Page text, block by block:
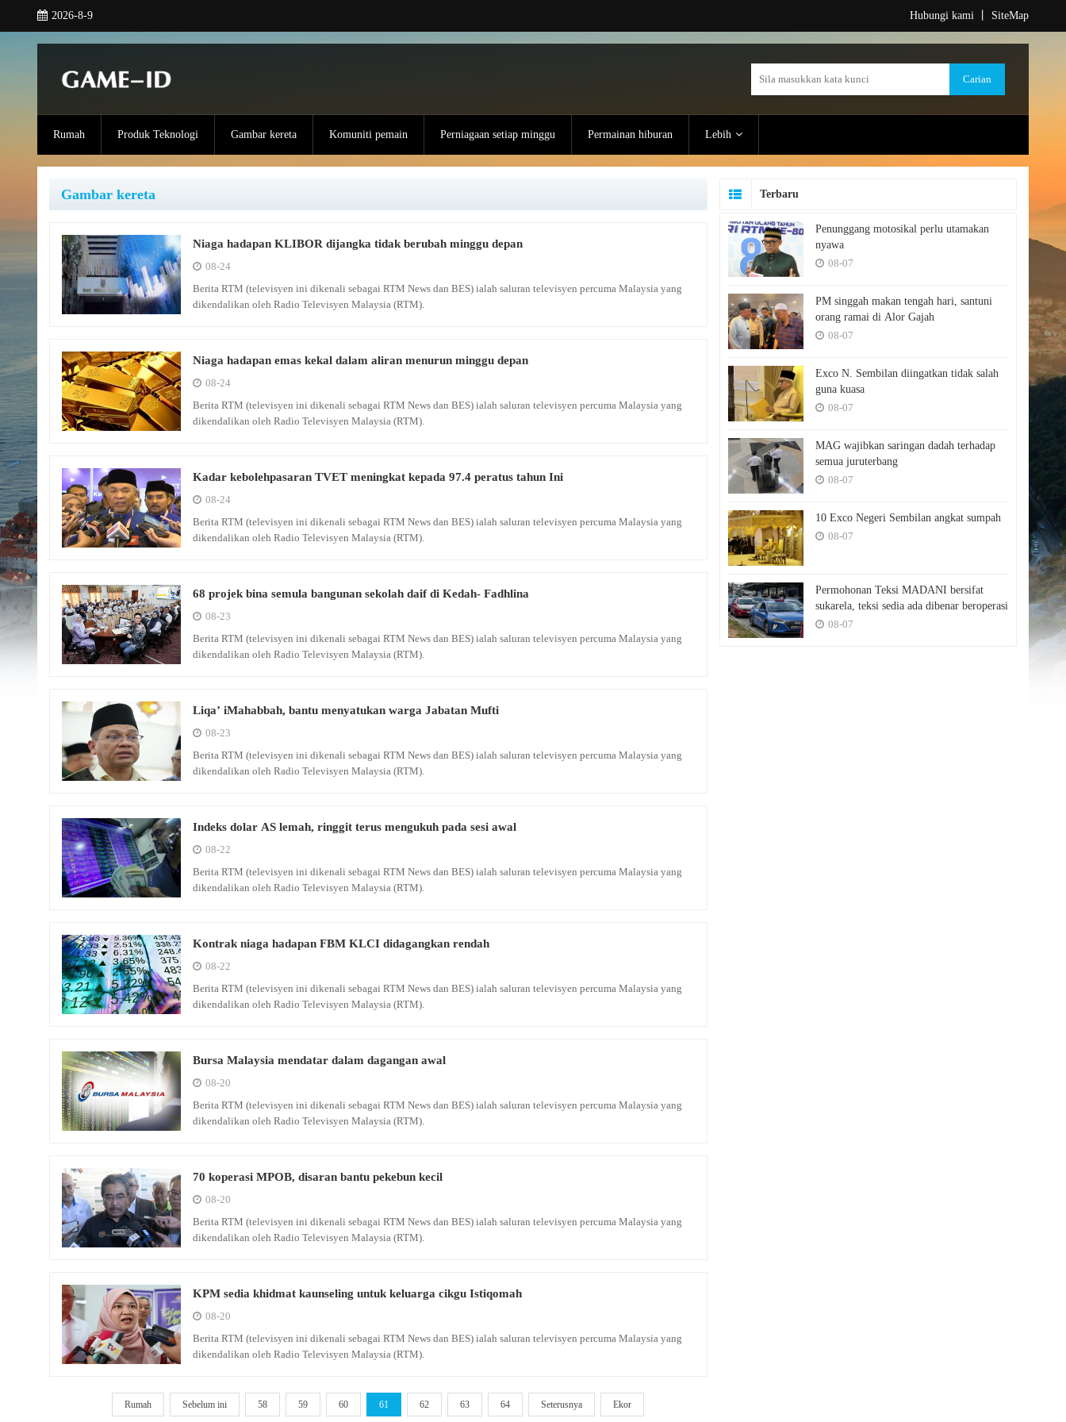
2026-8-9 Hubungi kami SiteMap
Rumah Produk Teknologi Gambar kereta Komuniti pemain Perniagaan setiap minggu Permainan hiburan Lebih
Gambar kereta
Niaga hadapan KLIBOR dijangka tidak berubah minggu depan
08-24
Berita RTM (televisyen ini dikenali sebagai RTM News dan BES) ialah saluran televisyen percuma Malaysia yang
dikendalikan oleh Radio Televisyen Malaysia (RTM).
Niaga hadapan emas kekal dalam aliran menurun minggu depan
08-24
Berita RTM (televisyen ini dikenali sebagai RTM News dan BES) ialah saluran televisyen percuma Malaysia yang
dikendalikan oleh Radio Televisyen Malaysia (RTM).
Kadar kebolehpasaran TVET meningkat kepada 97.4 peratus tahun Ini
08-24
Berita RTM (televisyen ini dikenali sebagai RTM News dan BES) ialah saluran televisyen percuma Malaysia yang
dikendalikan oleh Radio Televisyen Malaysia (RTM).
68 projek bina semula bangunan sekolah daif di Kedah- Fadhlina
08-23
Berita RTM (televisyen ini dikenali sebagai RTM News dan BES) ialah saluran televisyen percuma Malaysia yang
dikendalikan oleh Radio Televisyen Malaysia (RTM).
Liqa’ iMahabbah, bantu menyatukan warga Jabatan Mufti
08-23
Berita RTM (televisyen ini dikenali sebagai RTM News dan BES) ialah saluran televisyen percuma Malaysia yang
dikendalikan oleh Radio Televisyen Malaysia (RTM).
Indeks dolar AS lemah, ringgit terus mengukuh pada sesi awal
08-22
Berita RTM (televisyen ini dikenali sebagai RTM News dan BES) ialah saluran televisyen percuma Malaysia yang
dikendalikan oleh Radio Televisyen Malaysia (RTM).
Kontrak niaga hadapan FBM KLCI didagangkan rendah
08-22
Berita RTM (televisyen ini dikenali sebagai RTM News dan BES) ialah saluran televisyen percuma Malaysia yang
dikendalikan oleh Radio Televisyen Malaysia (RTM).
Bursa Malaysia mendatar dalam dagangan awal
08-20
Berita RTM (televisyen ini dikenali sebagai RTM News dan BES) ialah saluran televisyen percuma Malaysia yang
dikendalikan oleh Radio Televisyen Malaysia (RTM).
70 koperasi MPOB, disaran bantu pekebun kecil
08-20
Berita RTM (televisyen ini dikenali sebagai RTM News dan BES) ialah saluran televisyen percuma Malaysia yang
dikendalikan oleh Radio Televisyen Malaysia (RTM).
KPM sedia khidmat kaunseling untuk keluarga cikgu Istiqomah
08-20
Berita RTM (televisyen ini dikenali sebagai RTM News dan BES) ialah saluran televisyen percuma Malaysia yang
dikendalikan oleh Radio Televisyen Malaysia (RTM).
Rumah Sebelum ini 58 59 60 61 62 63 64 Seterusnya Ekor
Terbaru
Penunggang motosikal perlu utamakan
nyawa
08-07
PM singgah makan tengah hari, santuni
orang ramai di Alor Gajah
08-07
Exco N. Sembilan diingatkan tidak salah
guna kuasa
08-07
MAG wajibkan saringan dadah terhadap
semua juruterbang
08-07
10 Exco Negeri Sembilan angkat sumpah
08-07
Permohonan Teksi MADANI bersifat
sukarela, teksi sedia ada dibenar beroperasi
08-07